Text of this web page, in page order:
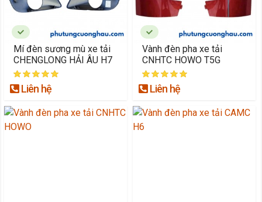
Mí đèn sương mù xe tải
CHENGLONG HẢI ÂU H7
Liên hệ
Vành đèn pha xe tải
CNHTC HOWO T5G
Liên hệ